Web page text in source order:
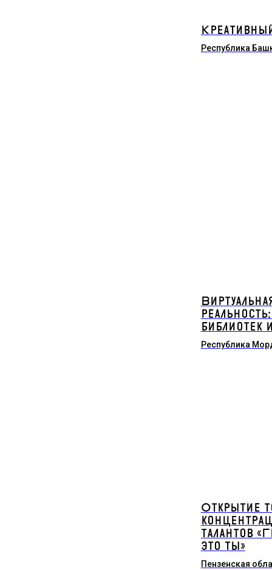
Республика
библиотек
Республика
Открытие
талантов
это ты»
Пензенская